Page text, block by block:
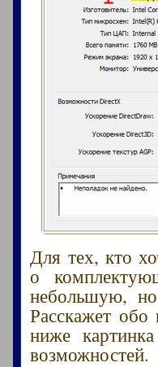
Для тех, кто
о
небольшую,
Расскажет обо
ниже
возможностей.